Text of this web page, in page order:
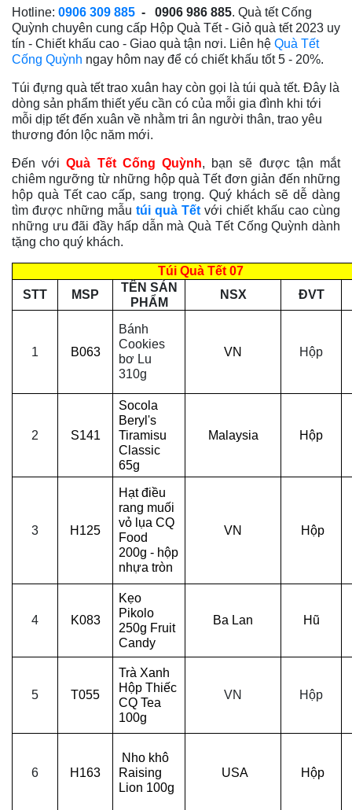
Hotline: 0906 309 885 - 0906 986 885. Quà tết Cống
Quỳnh chuyên cung cấp Hộp Quà Tết - Giỏ quà tết 2023 uy
tín - Chiết khấu cao - Giao quà tận nơi. Liên hệ Quà Tết
Cống Quỳnh ngay hôm nay để có chiết khấu tốt 5 - 20%.
Túi đựng quà tết trao xuân hay còn gọi là túi quà tết. Đây là
dòng sản phẩm thiết yếu cần có của mỗi gia đình khi tới
mỗi dịp tết đến xuân về nhằm tri ân người thân, trao yêu
thương đón lộc năm mới.
Đến vớiQuà Tết Cống Quỳnh, bạn sẽ được tận mắt
chiêm ngưỡng từ những hộp quà Tết đơn giản đến những
hộp quà Tết cao cấp, sang trọng. Quý khách sẽ dễ dàng
tìm được những mẫu túi quà Tết với chiết khấu cao cùng
những ưu đãi đầy hấp dẫn mà Quà Tết Cống Quỳnh dành
tặng cho quý khách.
Túi Quà Tết 07
STT
MSP
TÊN SẢN
PHẨM
NSX ĐVT
1 B063
Bánh
Cookies
bơ Lu
310g
VN Hộp
2 S141
Socola
Beryl's
Tiramisu
Classic
65g
Malaysia Hộp
3 H125
Hạt điều
rang muối
vỏ lụa CQ
Food
200g - hộp
nhựa tròn
VN Hộp
4 K083
Kẹo
Pikolo
250g Fruit
Candy
Ba Lan Hũ
5 T055
Trà Xanh
Hộp Thiếc
CQ Tea
100g
VN Hộp
6 H163
Nho khô
Raising
Lion 100g
USA Hộp